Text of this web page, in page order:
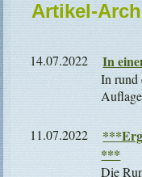
Artikel-
14.07.2022 In
In rund
11.07.2022
***
Die